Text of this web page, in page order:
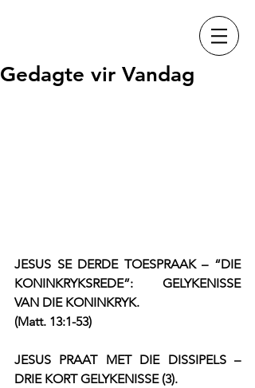
Gedagte vir Vandag
JESUS SE DERDE TOESPRAAK – “DIE
KONINKRYKSREDE”: GELYKENISSE
VAN DIE KONINKRYK.
(Matt. 13:1-53)
JESUS PRAAT MET DIE DISSIPELS –
DRIE KORT GELYKENISSE (3).